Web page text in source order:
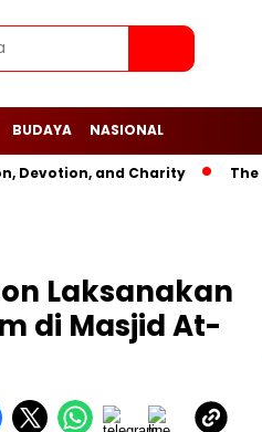
BUDAYA NASIONAL
and Charity The
Laksanakan
di Masjid At-